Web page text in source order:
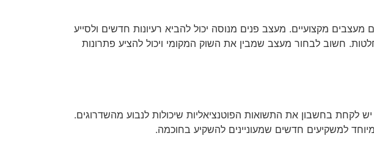
מקצועיים. מעצב פנים מנוסה יכול להביא רעיונות חדשים ולסייע
חשוב לבחור מעצב שמבין את השוק המקומי ויכול להציע פתרונות
לקחת בחשבון את התשואות הפוטנציאליות שיכולות לנבוע מהשדרוגים.
למשקיעים חדשים שמעוניינים להשקיע בחוכמה.